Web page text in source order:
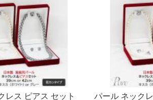
レス ピアス セット
パール ネック